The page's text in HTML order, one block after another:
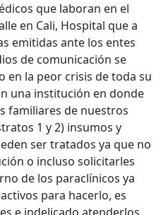
que laboran en el
en Cali, Hospital que a
emitidas ante los entes
de comunicación se
en la peor crisis de toda su
una institución en donde
familiares de nuestros
1 y 2) insumos y
ser tratados ya que no
o incluso solicitarles
de los paraclínicos ya
para hacerlo, es